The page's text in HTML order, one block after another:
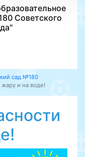
Советского
сад №180
и на воде!